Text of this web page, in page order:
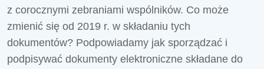
z corocznymi zebraniami wspólników. Co może
zmienić się od 2019 r. w składaniu tych
dokumentów? Podpowiadamy jak sporządzać i
podpisywać dokumenty elektroniczne składane do